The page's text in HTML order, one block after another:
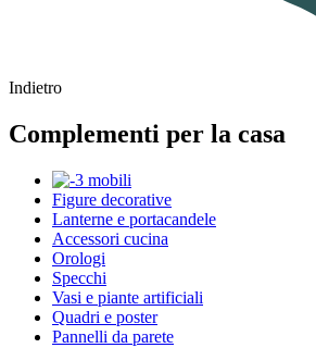
Indietro
Complementi per la casa
Figure decorative
Lanterne e portacandele
Accessori cucina
Orologi
Specchi
Vasi e piante artificiali
Quadri e poster
Pannelli da parete